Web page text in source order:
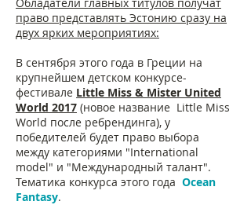
право представлять Эстонию сразу на
двух ярких мероприятиях:
В сентября этого года в Греции на
крупнейшем детском конкурсе-
фестивале Little Miss & Mister United
World 2017 (новое название Little Miss
World после ребрендинга), у
победителей будет право выбора
между категориями "International
model" и "Международный талант".
Тематика конкурса этого года Ocean
Fantasy.